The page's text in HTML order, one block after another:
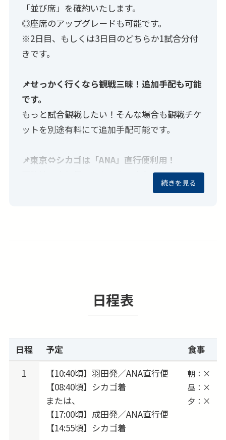
「並び席」を確約いたします。
◎座席のアップグレードも可能です。
※2日目、もしくは3日目のどちらか1試合分付
きです。
📌せっかく行くなら観戦三昧！追加手配も可能
です。
もっと試合観戦したい！そんな場合も観戦チケ
ットを別途有料にて追加手配可能です。
📌東京⇔シカゴは「ANA」直行便利用！
国際線は直行便でラクラク＆安心の日系
「ANA」指定。ビジネスクラスへの変更も別途
往路送迎付きプランなのでシカゴ到着後、スム
📌欲張り旅も叶う！ツアーアレンジは自由自
在！
観戦チケットの手配や、延泊したい、ビジネス
クラスへ変更したい、他都市に訪問したい…な
ど、ご希望があればお知らせください。お客様
だけのプラン作りをお手伝いいたします。
続きを見る
日程表
日程 予定
食事
1
【10:40頃】羽田発／ANA直行便
【08:40頃】シカゴ着
または、
【17:00頃】成田発／ANA直行便
【14:55頃】シカゴ着
朝：×
昼：×
夕：×